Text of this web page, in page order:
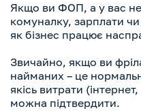
Якщо ви ФОП, а у вас
комуналку, зарплати
як бізнес працює
Звичайно, якщо ви
найманих – це
якісь витрати
можна підтвердити.